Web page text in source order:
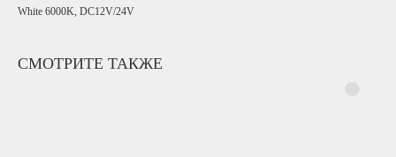
White 6000K, DC12V/24V
СМОТРИТЕ ТАКЖЕ